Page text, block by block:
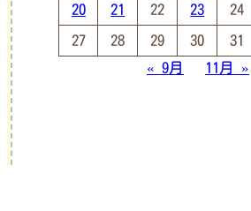
20 21 22 23 24
27 28 29 30
31
« 9月
11月 »